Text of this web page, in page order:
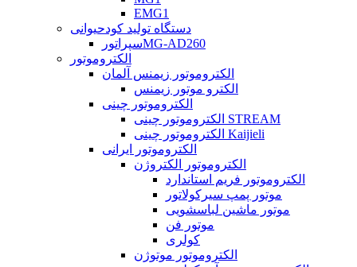
EMG1
دستگاه تولید کودحیوانی
سپراتورMG-AD260
الکتروموتور
الکتروموتور زیمنس آلمان
الکترو موتور زیمنس
الکتروموتور چینی
الکتروموتور چینی STREAM
الکتروموتور چینی Kaijieli
الکتروموتور ایرانی
الکتروموتور الکتروژن
الکتروموتور فریم استاندارد
موتور پمپ سیرکولاتور
موتور ماشین لباسشویی
موتور فن
کولری
الکتروموتور موتوژن